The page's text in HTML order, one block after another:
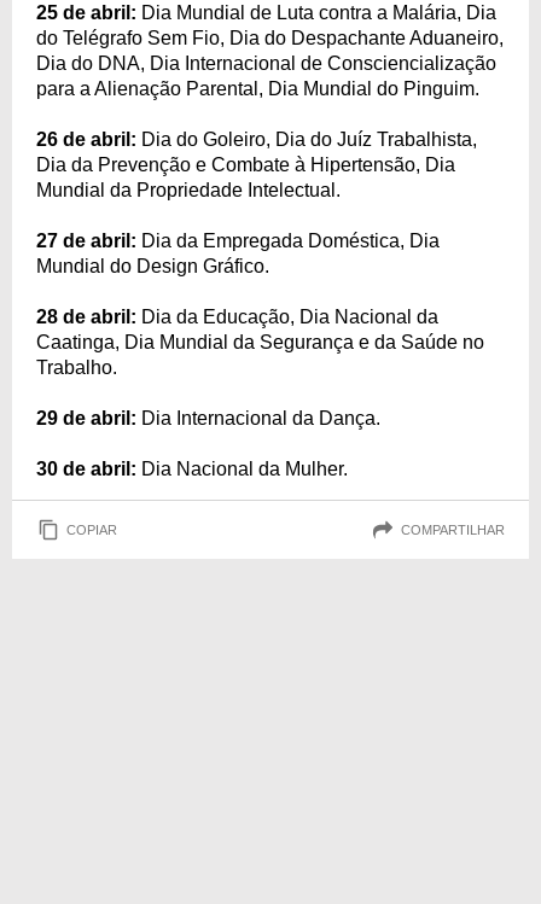
25 de abril: Dia Mundial de Luta contra a Malária, Dia
do Telégrafo Sem Fio, Dia do Despachante Aduaneiro,
Dia do DNA, Dia Internacional de Consciencialização
para a Alienação Parental, Dia Mundial do Pinguim.
26 de abril: Dia do Goleiro, Dia do Juíz Trabalhista,
Dia da Prevenção e Combate à Hipertensão, Dia
Mundial da Propriedade Intelectual.
27 de abril: Dia da Empregada Doméstica, Dia
Mundial do Design Gráfico.
28 de abril: Dia da Educação, Dia Nacional da
Caatinga, Dia Mundial da Segurança e da Saúde no
Trabalho.
29 de abril: Dia Internacional da Dança.
30 de abril: Dia Nacional da Mulher.
COPIAR COMPARTILHAR